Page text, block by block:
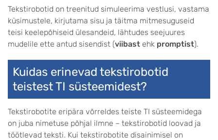
Tekstirobotid on treenitud simuleerima vestlusi, vastama
küsimustele, kirjutama sisu ja täitma mitmesuguseid
teisi keelepõhiseid ülesandeid, lähtudes seejuures
mudelile ette antud sisendist (viibast ehk promptist).
Kuidas erinevad tekstirobotid
teistest TI süsteemidest?
Tekstirobotite eripära võrreldes teiste TI süsteemidega
on juba nimetuse põhjal ilmne – tekstirobotid loovad ja
töötlevad teksti. Kui tekstirobotite disainimisel on